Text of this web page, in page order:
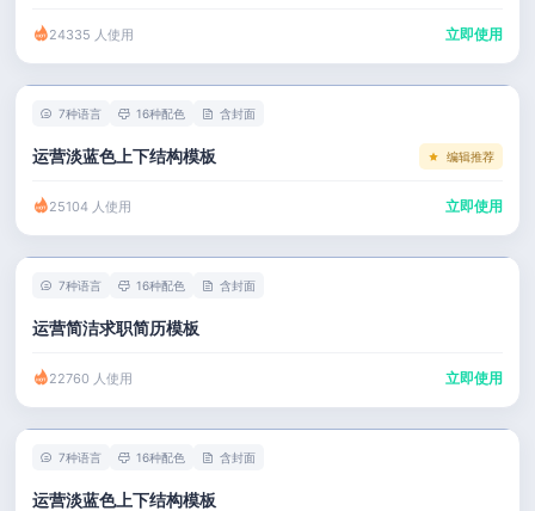
房产建筑
24335 人使用 立即使用
7种语言 16种配色 含封面
运营淡蓝色上下结构模板 编辑推荐
25104 人使用 立即使用
7种语言 16种配色 含封面
运营简洁求职简历模板
22760 人使用 立即使用
7种语言 16种配色 含封面
运营淡蓝色上下结构模板